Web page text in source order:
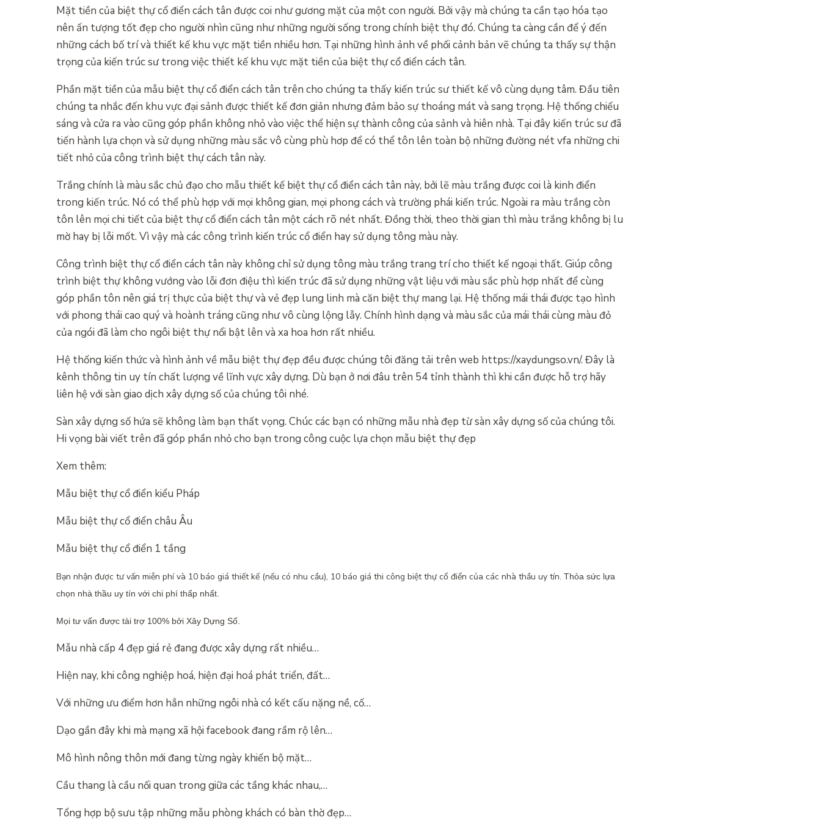
Mặt tiền của biệt thự cổ điển cách tân được coi như gương mặt của một con người. Bởi vậy mà chúng ta cần tạo hóa tạo
nên ấn tượng tốt đẹp cho người nhìn cũng như những người sống trong chính biệt thự đó. Chúng ta càng cần để ý đến
những cách bố trí và thiết kế khu vực mặt tiền nhiều hơn. Tại những hình ảnh về phối cảnh bản vẽ chúng ta thấy sự thận
trọng của kiến trúc sư trong việc thiết kế khu vực mặt tiền của biệt thự cổ điển cách tân.
Phần mặt tiền của mẫu biệt thự cổ điển cách tân trên cho chúng ta thấy kiến trúc sư thiết kế vô cùng dụng tâm. Đầu tiên
chúng ta nhắc đến khu vực đại sảnh được thiết kế đơn giản nhưng đảm bảo sự thoáng mát và sang trọng. Hệ thống chiếu
sáng và cửa ra vào cũng góp phần không nhỏ vào việc thể hiện sự thành công của sảnh và hiên nhà. Tại đây kiến trúc sư đã
tiến hành lựa chọn và sử dụng những màu sắc vô cùng phù hơp để có thể tôn lên toàn bộ những đường nét vfa những chi
tiết nhỏ của công trình biệt thự cách tân này.
Trắng chính là màu sắc chủ đạo cho mẫu thiết kế biệt thự cổ điển cách tân này, bởi lẽ màu trắng được coi là kinh điển
trong kiến trúc. Nó có thể phù hợp với mọi không gian, mọi phong cách và trường phái kiến trúc. Ngoài ra màu trắng còn
tôn lên mọi chi tiết của biệt thự cổ điển cách tân một cách rõ nét nhất. Đồng thời, theo thời gian thì màu trắng không bị lu
mờ hay bị lỗi mốt. Vì vậy mà các công trình kiến trúc cổ điển hay sử dụng tông màu này.
Công trình biệt thự cổ điển cách tân này không chỉ sử dụng tông màu trắng trang trí cho thiết kế ngoại thất. Giúp công
trình biệt thự không vướng vào lỗi đơn điệu thì kiến trúc đã sử dụng những vật liệu với màu sắc phù hợp nhất để cùng
góp phần tôn nên giá trị thực của biệt thự và vẻ đẹp lung linh mà căn biệt thự mang lại. Hệ thống mái thái được tạo hình
với phong thái cao quý và hoành tráng cũng như vô cùng lộng lẫy. Chính hình dạng và màu sắc của mái thái cùng màu đỏ
của ngói đã làm cho ngôi biệt thự nổi bật lên và xa hoa hơn rất nhiều.
Hệ thống kiến thức và hình ảnh về mẫu biệt thự đẹp đều được chúng tôi đăng tải trên web https://xaydungso.vn/. Đây là
kênh thông tin uy tín chất lượng về lĩnh vực xây dựng. Dù bạn ở nơi đâu trên 54 tỉnh thành thì khi cần được hỗ trợ hãy
liên hệ với sàn giao dịch xây dựng số của chúng tôi nhé.
Sàn xây dựng số hứa sẽ không làm bạn thất vọng. Chúc các bạn có những mẫu nhà đẹp từ sàn xây dựng số của chúng tôi.
Hi vọng bài viết trên đã góp phần nhỏ cho bạn trong công cuộc lựa chọn mẫu biệt thự đẹp
Xem thêm:
Mẫu biệt thự cổ điển kiểu Pháp
Mẫu biệt thự cổ điển châu Âu
Mẫu biệt thự cổ điển 1 tầng
Bạn nhận được tư vấn miễn phí và 10 báo giá thiết kế (nếu có nhu cầu), 10 báo giá thi công biệt thự cổ điển của các nhà thầu uy tín. Thỏa sức lựa
chọn nhà thầu uy tín với chi phí thấp nhất.
Mọi tư vấn được tài trợ 100% bởi Xây Dựng Số.
Mẫu nhà cấp 4 đẹp giá rẻ đang được xây dựng rất nhiều…
Hiện nay, khi công nghiệp hoá, hiện đại hoá phát triển, đất…
Với những ưu điểm hơn hẳn những ngôi nhà có kết cấu nặng nề, cố…
Dạo gần đây khi mà mạng xã hội facebook đang rầm rộ lên…
Mô hình nông thôn mới đang từng ngày khiến bộ mặt…
Cầu thang là cầu nối quan trong giữa các tầng khác nhau,…
Tổng hợp bộ sưu tập những mẫu phòng khách có bàn thờ đẹp…